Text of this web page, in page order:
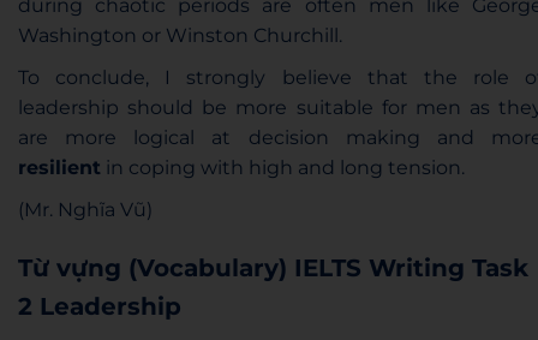
during chaotic periods are often men like
Washington or Winston Churchill.
To conclude, I strongly believe that the role
leadership should be more suitable for men as
are more logical at decision making and
resilient in coping with high and long tension.
(Mr. Nghĩa Vũ)
Từ vựng (Vocabulary) IELTS Writing Task
2 Leadership